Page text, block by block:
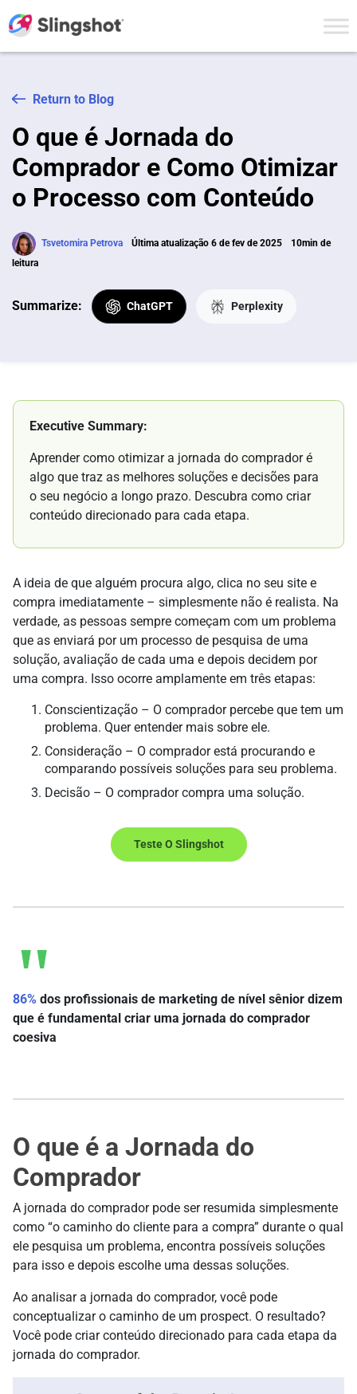
Return to Blog
O que é Jornada do
Comprador e Como Otimizar
o Processo com Conteúdo
Tsvetomira Petrova Última atualização 6 de fev de 2025
10min de
leitura
Summarize: ChatGPT Perplexity
Executive Summary:
Aprender como otimizar a jornada do comprador é
algo que traz as melhores soluções e decisões para
o seu negócio a longo prazo. Descubra como criar
conteúdo direcionado para cada etapa.
A ideia de que alguém procura algo, clica no seu site e
compra imediatamente – simplesmente não é realista. Na
verdade, as pessoas sempre começam com um problema
que as enviará por um processo de pesquisa de uma
solução, avaliação de cada uma e depois decidem por
uma compra. Isso ocorre amplamente em três etapas:
Conscientização – O comprador percebe que tem um
problema. Quer entender mais sobre ele.
Consideração – O comprador está procurando e
comparando possíveis soluções para seu problema.
Decisão – O comprador compra uma solução.
Teste O Slingshot
86% dos profissionais de marketing de nível sênior dizem
que é fundamental criar uma jornada do comprador
coesiva
O que é a Jornada do
Comprador
A jornada do comprador pode ser resumida simplesmente
como “o caminho do cliente para a compra” durante o qual
ele pesquisa um problema, encontra possíveis soluções
para isso e depois escolhe uma dessas soluções.
Ao analisar a jornada do comprador, você pode
conceptualizar o caminho de um prospect. O resultado?
Você pode criar conteúdo direcionado para cada etapa da
jornada do comprador.